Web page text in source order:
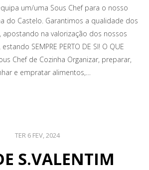
um/uma Sous Chef para o nosso
do Castelo. Garantimos a qualidade dos
apostando na valorização dos nossos
SEMPRE PERTO DE SI! O QUE
Chef de Cozinha Organizar, preparar,
e empratar alimentos,…
TER 6 FEV, 2024
S.VALENTIM